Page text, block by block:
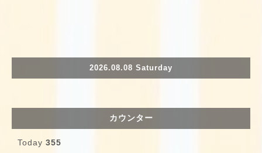
2026.08.08 Saturday
カウンター
Today 355